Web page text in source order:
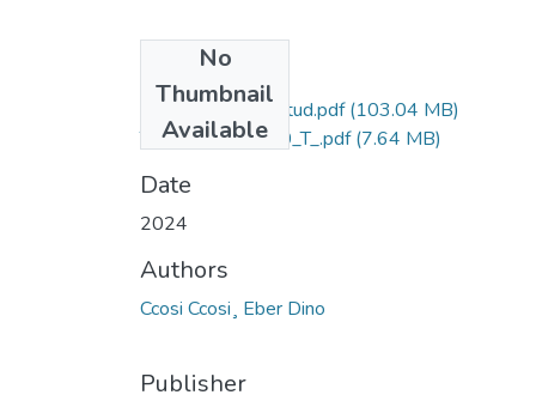
No
Thumbnail
Available
Grado de Similitud.pdf(103.04 MB)
T036_73818590_T_.pdf(7.64 MB)
Date
2024
Authors
Ccosi Ccosi¸ Eber Dino
Publisher